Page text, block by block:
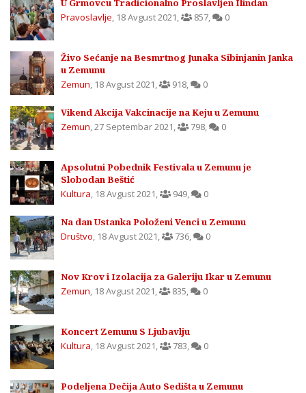
U Grmovcu Tradicionalno Proslavljen Ilindan
Pravoslavlje, 18 Avgust 2021, 857, 0
Živo Sećanje na Besmrtnog Junaka Sibinjanin Janka
u Zemunu
Zemun, 18 Avgust 2021, 918, 0
Vikend Akcija Vakcinacije na Keju u Zemunu
Zemun,27 Septembar 2021, 798, 0
Apsolutni Pobednik Festivala u Zemunu je
Slobodan Beštić
Kultura, 18 Avgust 2021, 949, 0
Na dan Ustanka Položeni Venci u Zemunu
Društvo, 18 Avgust 2021, 736, 0
Nov Krov i Izolacija za Galeriju Ikar u Zemunu
Zemun, 18 Avgust 2021, 835, 0
Koncert Zemunu S Ljubavlju
Kultura, 18 Avgust 2021, 783, 0
Podeljena Dečija Auto Sedišta u Zemunu